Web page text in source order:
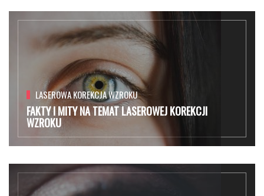
LASEROWA KOREKCJA WZROKU
FAKTY I MITY NA TEMAT LASEROWEJ KOREKCJI
WZROKU